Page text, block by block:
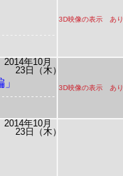
3D映像の表示 あり
2014年10月
23日（木）
3D映像の表示 あり
2014年10月
23日（木）